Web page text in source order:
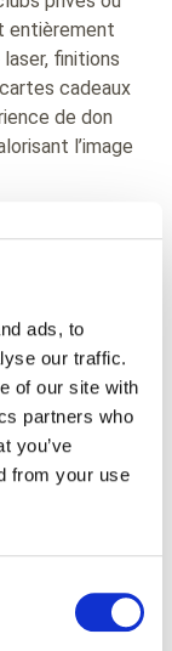
ads, to
our traffic.
of our site with
partners who
you’ve
from your use
entièrement
finitions
cadeaux
de don
l’image
des étiquettes
les
de voyageurs
cartes
site de